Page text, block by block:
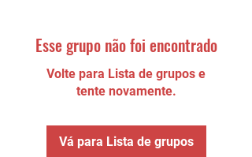
Esse grupo não foi encontrado
Volte para Lista de grupos e
tente novamente.
Vá para Lista de grupos